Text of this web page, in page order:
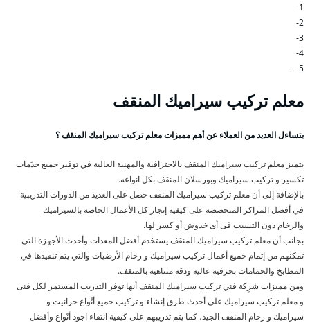
1-
2-
3-
4-
5- .
معلم تركيب سيراميك المنقف
يتساءل العديد من العملاء عن أهم مميزات معلم تركيب سيراميك المنقف ؟
يتميز معلم تركيب سيراميك المنقف بالاحترافية والمهنية العالية في توفير جميع خدَمات
تكسير و تركيب سيراميك وبورسلان المنقف بكل انواعه.
بالإضافة إلى أن معلم تركيب سيراميك المنقف حصل على العديد من الدورات التدريبية
في أفضل المراكز المتخصصة على كيفية إنجاز كل الأعمال الخاصة بالسيراميك
والرخام دون التسبب فى أى خدوش أو كسر لها.
بجانب أن معلم تركيب سيراميك المنقف يستخدم أفضل المعدات وأحدث الأجهزة التي
تمكنهم من إتمام جميع أعمال تركيب سيراميك و رخام الأرضيات والتي يتم تنفيذها في
المطابخ والحمامات بحرفية عالية ودقة متناهية بالمنقف.
ومن مميزات شرِكة فني تركيب سيراميك المنقف أنها توفر التدريب المستمر لكل فنى
و معلم تركيب سيراميك على أحدث طرق إنشاء و تركيب جميع أنْواع جرانيت و
سيراميك و رخام المنقف الجيد، كما يتم تدريبهم على كيفية انتقاء اجود أنْواع وأفضل